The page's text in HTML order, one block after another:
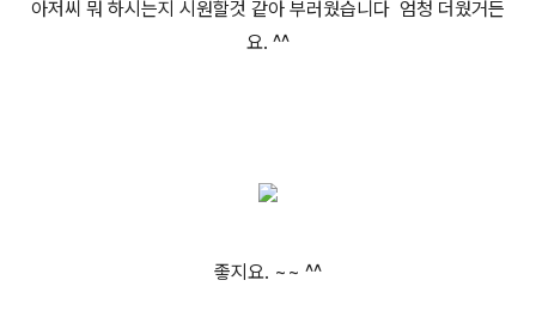
아저씨 뭐 하시는지 시원할것 같아 부러웠습니다 엄청 더웠거든
요. ^^
좋지요. ~~ ^^